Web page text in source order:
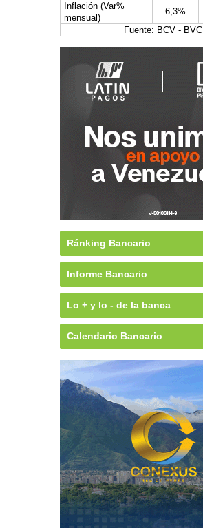
Inflación (Var%
mensual)
6,3%
Fuente: BCV - BVC
Ránking Bancario
Informe Bancario
Lo + y lo - de la banca
Calendario Bancario